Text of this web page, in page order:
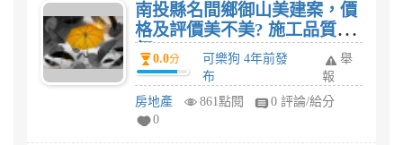
南投縣名間鄉御山美建案，價
格及評價美不美? 施工品質如
何?0.0分
可樂狗 4年前發
布
舉
報
房地產
861點閱
0 評論/給分
0